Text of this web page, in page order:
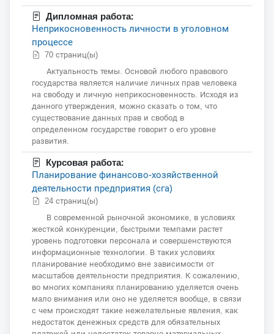
Дипломная работа:
Неприкосновенность личности в уголовном
процессе
70 страниц(ы)
Актуальность темы. Основой любого правового
государства является наличие личных прав человека
на свободу и личную неприкосновенность. Исходя из
данного утверждения, можно сказать о том, что
существование данных прав и свобод в
определенном государстве говорит о его уровне
развития.
Курсовая работа:
Планирование финансово-хозяйственной
деятельности предприятия (сга)
24 страниц(ы)
В современной рыночной экономике, в условиях
жесткой конкуренции, быстрыми темпами растет
уровень подготовки персонала и совершенствуются
информационные технологии. В таких условиях
планирование необходимо вне зависимости от
масштабов деятельности предприятия. К сожалению,
во многих компаниях планированию уделяется очень
мало внимания или оно не уделяется вообще, в связи
с чем происходят такие нежелательные явления, как
недостаток денежных средств для обязательных